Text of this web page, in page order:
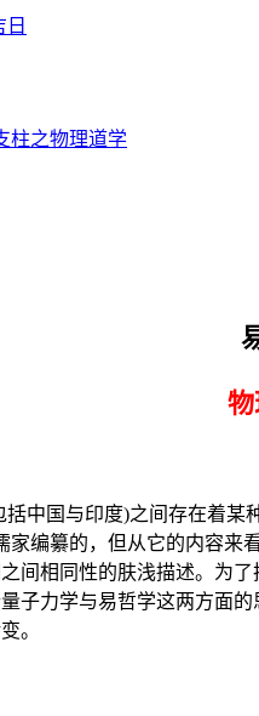
日
柱之物理道学
中国与印度)之间存在着
编纂的，但从它的内容来
间相同性的肤浅描述。为
子力学与易哲学这两方面
。